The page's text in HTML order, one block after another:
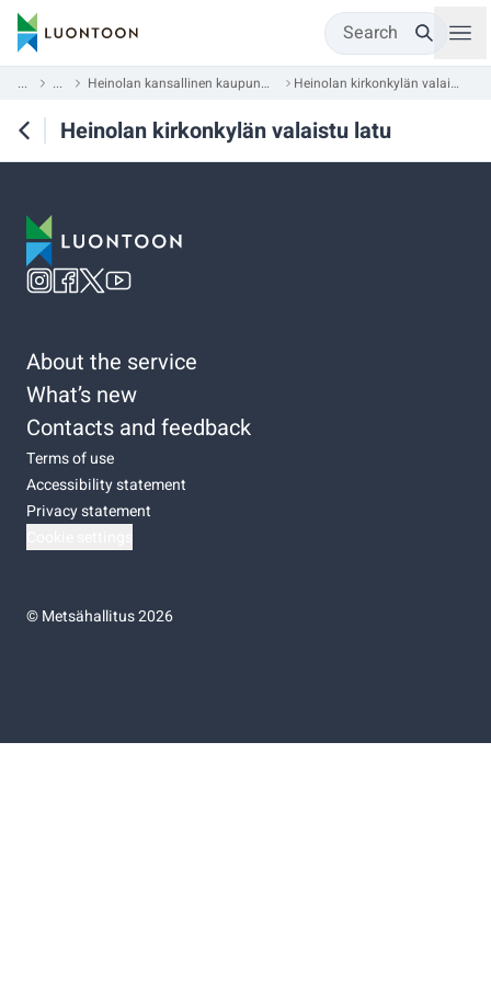
Search
... ... Heinolan kansallinen kaupunkipuisto Heinolan kirkonkylän valaistu latu
Heinolan kirkonkylän valaistu latu
About the service
What’s new
Contacts and feedback
Terms of use
Accessibility statement
Privacy statement
©Metsähallitus 2026